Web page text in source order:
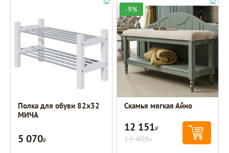
Полка для обуви 82х32
МИЧА
5 070Р
-9%
Скамья мягкая Айно
12 151Р
13 408Р